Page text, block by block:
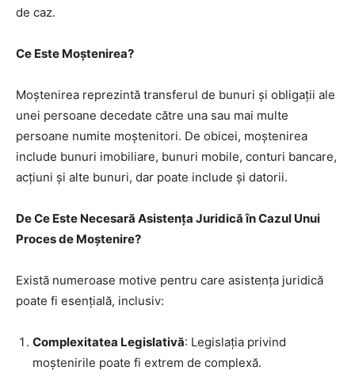
de caz.
Ce Este Moștenirea?
Moștenirea reprezintă transferul de bunuri și obligații ale
unei persoane decedate către una sau mai multe
persoane numite moștenitori. De obicei, moștenirea
include bunuri imobiliare, bunuri mobile, conturi bancare,
acțiuni și alte bunuri, dar poate include și datorii.
De Ce Este Necesară Asistența Juridică în Cazul Unui
Proces de Moștenire?
Există numeroase motive pentru care asistența juridică
poate fi esențială, inclusiv:
Complexitatea Legislativă: Legislația privind
moștenirile poate fi extrem de complexă.